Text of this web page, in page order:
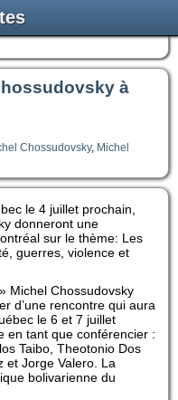
à
Chossudovsky, Michel
le 4 juillet prochain,
donneront une
sur le thème: Les
guerres, violence et
Michel Chossudovsky
d’une rencontre qui aura
le 6 et 7 juillet
en tant que conférencier :
Taibo, Theotonio Dos
et Jorge Valero. La
bolivarienne du